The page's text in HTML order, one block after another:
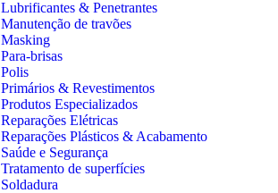
Lubrificantes & Penetrantes
Manutenção de travões
Masking
Para-brisas
Polis
Primários & Revestimentos
Produtos Especializados
Reparações Elétricas
Reparações Plásticos & Acabamento
Saúde e Segurança
Tratamento de superfícies
Soldadura